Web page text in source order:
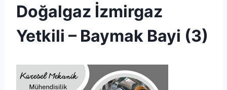
Doğalgaz İzmirgaz
Yetkili – Baymak Bayi (3)